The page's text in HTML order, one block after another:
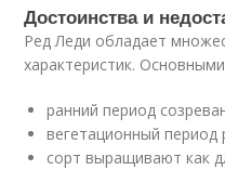
Достоинства и
Ред Леди обладает
характеристик.
ранний период
вегетационный период
сорт выращивают как